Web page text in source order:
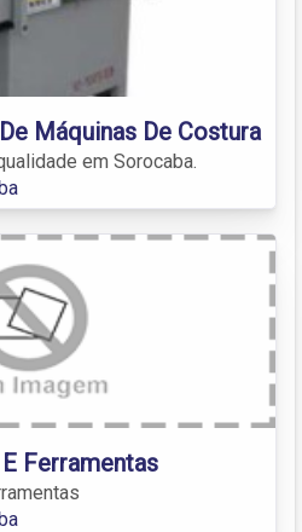
Máquinas De Costura
em Sorocaba.
Ferramentas